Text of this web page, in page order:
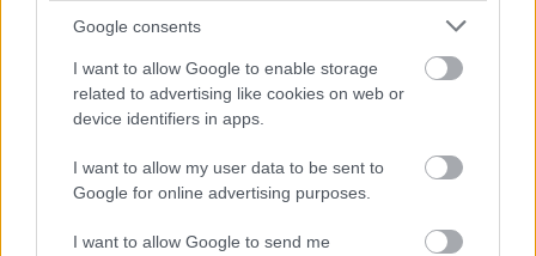
Google consents
I want to allow Google to enable storage
related to advertising like cookies on web or
device identifiers in apps.
I want to allow my user data to be sent to
Google for online advertising purposes.
I want to allow Google to send me
A szerző cikkei